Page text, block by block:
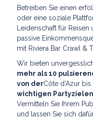
Betreiben Sie einen
oder eine soziale
Leidenschaft für Reisen
passive
mit Riviera Bar Crawl &
Wir bieten
mehr als 10
von derCôte d’Azur
wichtigen
Vermitteln Sie Ihrem
und lassen Sie sich